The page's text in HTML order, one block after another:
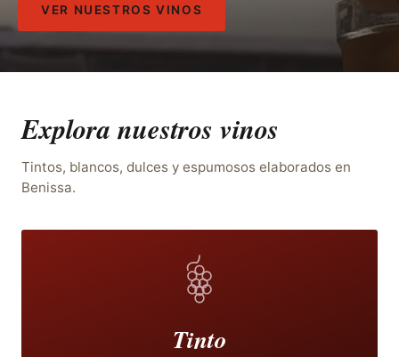
VER NUESTROS VINOS
Explora nuestros vinos
Tintos, blancos, dulces y espumosos elaborados en
Benissa.
Tinto